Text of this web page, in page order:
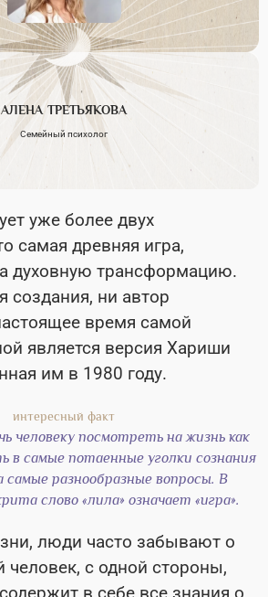
АЛЕНА ТРЕТЬЯКОВА
Семейный психолог
уже более двух
самая древняя игра,
духовную трансформацию.
создания, ни автор
время самой
является версия Хариши
им в 1980 году.
человеку посмотреть на жизнь как
в самые потаенные уголки сознания
разнообразные вопросы. В
слово «лила» означает «игра».
люди часто забывают о
с одной стороны,